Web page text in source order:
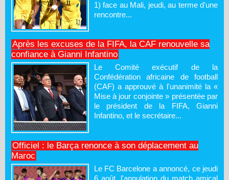
1) face au Mali, jeudi, au terme d'une
rencontre...
Après les excuses de la FIFA, la CAF renouvelle sa
confiance à Gianni Infantino
Le Comité exécutif de la
Confédération africaine de football
(CAF) a approuvé à l'unanimité la «
Mise à jour conjointe » présentée par
le président de la FIFA, Gianni
Infantino, et le secrétaire...
Officiel : le Barça renonce à son déplacement au
Maroc
Le FC Barcelone a annoncé, ce jeudi
6 août, l'annulation du match amical